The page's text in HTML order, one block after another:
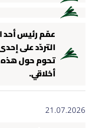
عمّم رئيس أحد
التردّد على
تحوم حول
أخلاقي.
21.07.2026